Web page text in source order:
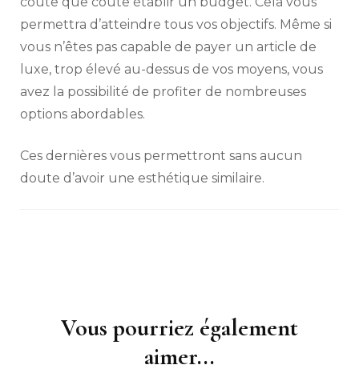
permettra d’atteindre tous vos objectifs. Même si
vous n’êtes pas capable de payer un article de
luxe, trop élevé au-dessus de vos moyens, vous
avez la possibilité de profiter de nombreuses
options abordables.
Ces dernières vous permettront sans aucun
doute d’avoir une esthétique similaire.
NavigationVous pourriez également
aimer...